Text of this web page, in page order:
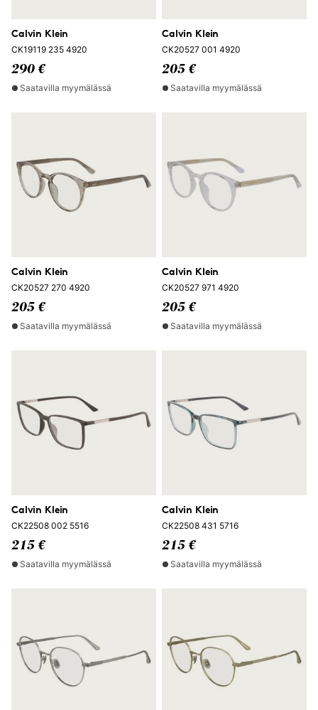
Calvin Klein
CK19119 235 4920
290 €
Saatavilla myymälässä
Calvin Klein
CK20527 001 4920
205 €
Saatavilla myymälässä
Calvin Klein
CK20527 270 4920
205 €
Saatavilla myymälässä
Calvin Klein
CK20527 971 4920
205 €
Saatavilla myymälässä
Calvin Klein
CK22508 002 5516
215 €
Saatavilla myymälässä
Calvin Klein
CK22508 431 5716
215 €
Saatavilla myymälässä